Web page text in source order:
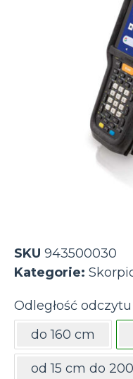
SKU 943500030
Kategorie:
Odległość odczytu
do 160 cm
od 15 cm do